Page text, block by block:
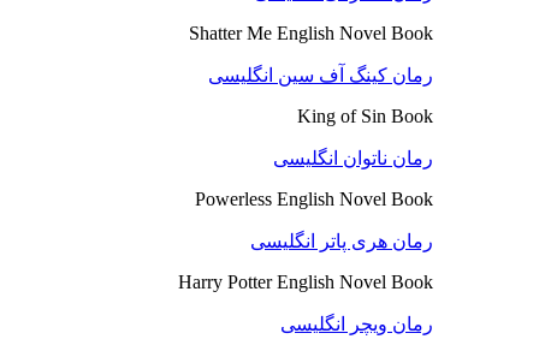
Shatter Me English Novel Book
رمان کینگ آف سین انگلیسی
King of Sin Book
رمان ناتوان انگلیسی
Powerless English Novel Book
رمان هری پاتر انگلیسی
Harry Potter English Novel Book
رمان ویچر انگلیسی